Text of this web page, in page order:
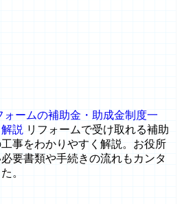
ォームの補助金・助成金制度一
説 リフォームで受け取れる補助
事をわかりやすく解説。お役所
要書類や手続きの流れもカンタ
。